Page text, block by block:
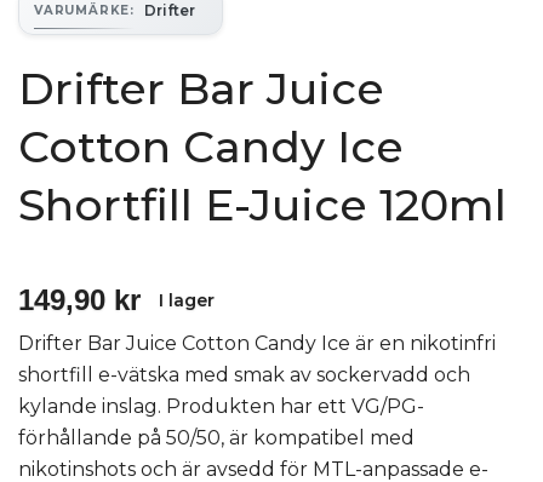
VARUMÄRKE: Drifter
Drifter Bar Juice
Cotton Candy Ice
Shortfill E-Juice 120ml
149,90 kr I lager
Drifter Bar Juice Cotton Candy Ice är en nikotinfri
shortfill e-vätska med smak av sockervadd och
kylande inslag. Produkten har ett VG/PG-
förhållande på 50/50, är kompatibel med
nikotinshots och är avsedd för MTL-anpassade e-